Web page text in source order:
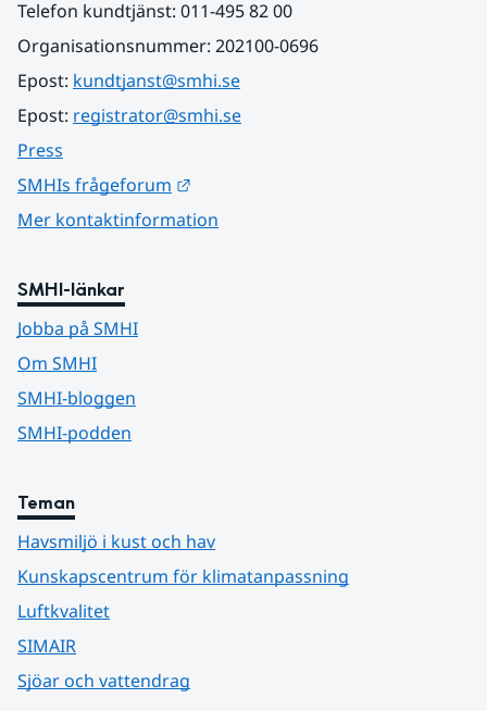
Telefon kundtjänst: 011-495 82 00
Organisationsnummer: 202100-0696
Epost: kundtjanst@smhi.se
Epost: registrator@smhi.se
Press
SMHIs frågeforum
Mer kontaktinformation
SMHI-länkar
Jobba på SMHI
Om SMHI
SMHI-bloggen
SMHI-podden
Teman
Havsmiljö i kust och hav
Kunskapscentrum för klimatanpassning
Luftkvalitet
SIMAIR
Sjöar och vattendrag